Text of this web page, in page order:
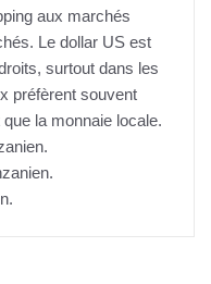
aux marchés
Le dollar US est
surtout dans les
préfèrent souvent
la monnaie locale.